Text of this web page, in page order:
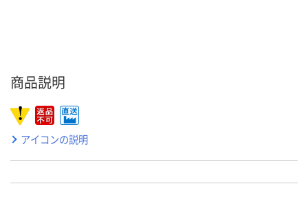
商品説明
アイコンの説明